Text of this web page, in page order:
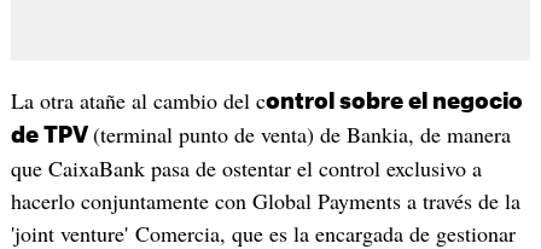
La otra atañe al cambio del control sobre el negocio
de TPV (terminal punto de venta) de Bankia, de manera
que CaixaBank pasa de ostentar el control exclusivo a
hacerlo conjuntamente con Global Payments a través de la
'joint venture' Comercia, que es la encargada de gestionar